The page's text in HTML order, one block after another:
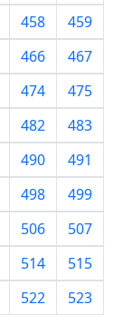
458
459
466
467
474
475
482
483
490
491
498
499
506
507
514
515
522
523